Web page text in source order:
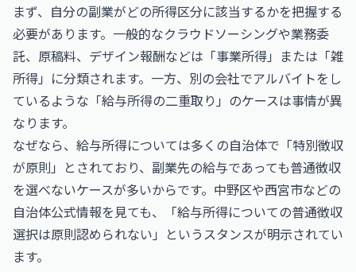
まず、自分の副業がどの所得区分に該当するかを把握する
必要があります。一般的なクラウドソーシングや業務委
託、原稿料、デザイン報酬などは「事業所得」または「雑
所得」に分類されます。一方、別の会社でアルバイトをし
ているような「給与所得の二重取り」のケースは事情が異
なります。
なぜなら、給与所得については多くの自治体で「特別徴収
が原則」とされており、副業先の給与であっても普通徴収
を選べないケースが多いからです。中野区や西宮市などの
自治体公式情報を見ても、「給与所得についての普通徴収
選択は原則認められない」というスタンスが明示されてい
ます。